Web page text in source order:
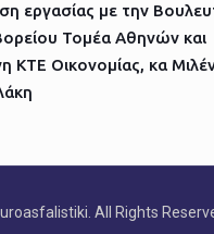
εργασίας με την
Τομέα Αθηνών και
ΚΤΕ Οικονομίας, κα
All Rights